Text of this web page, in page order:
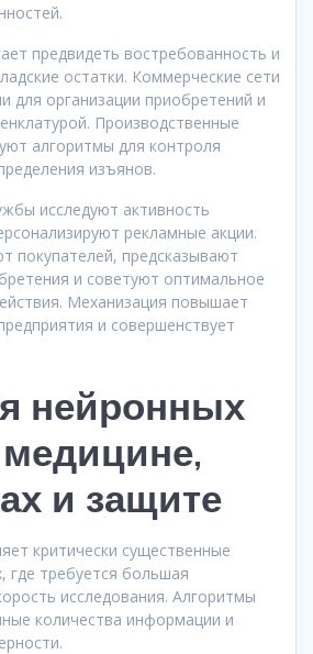
предвидеть востребованность и
остатки. Коммерческие сети
для организации приобретений и
Производственные
алгоритмы для контроля
изъянов.
исследуют активность
рекламные акции.
покупателей, предсказывают
и советуют оптимальное
Механизация повышает
и совершенствует
нейронных
и защите
критически существенные
где требуется большая
исследования. Алгоритмы
количества информации и